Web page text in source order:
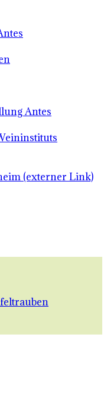
Antes
(externer Link)